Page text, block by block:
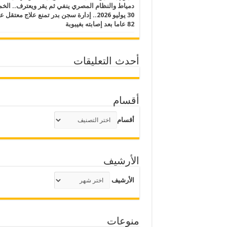
دمياط والنظام المصري ينفي ثم يقر ويعترف..
30 يوليو 2026.. إدارة سجن بدر تمنع علاج
82 عاما بعد إصابته بغيبوبة
أحدث التعليقات
أقسام
أقسام
الأرشيف
الأرشيف
منوعات